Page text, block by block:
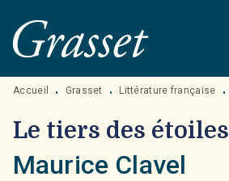
MENU RECHERCHE
PIED DE PAGE
Accueil • Grasset • Littérature française •
Le tiers des étoiles
Maurice Clavel